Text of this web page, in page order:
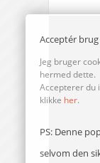
Acceptér
Jeg bruger
hermed dette.
Accepterer du
klikke her.
PS: Denne
selvom den